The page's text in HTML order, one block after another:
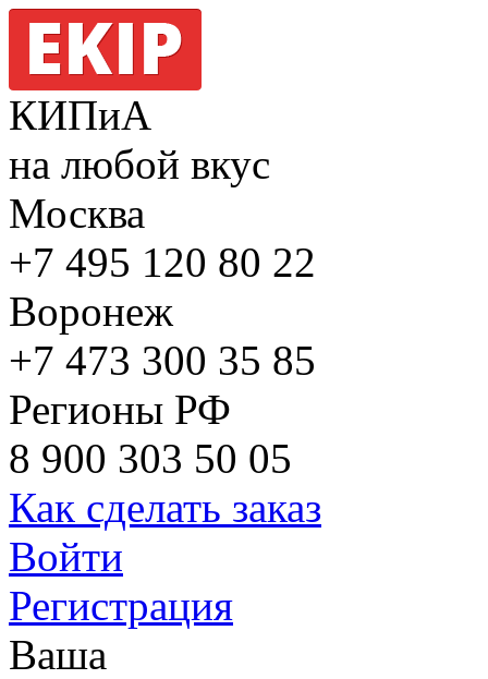
КИПиА
на любой вкус
Москва
+7 495 120 80 22
Воронеж
+7 473 300 35 85
Регионы РФ
8 900 303 50 05
Как сделать заказ
Войти
Регистрация
Ваша